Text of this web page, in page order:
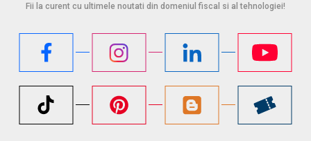
Fii la curent cu ultimele noutati din domeniul fiscal si al tehnologiei!